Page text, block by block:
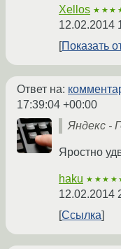
Xellos
12.02.2014
Показать
Ответ на:
17:39:04 +00:00
Яндекс -
Яростно
haku
12.02.2014
Ссылка